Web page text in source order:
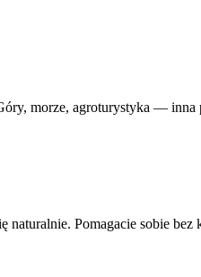
morze, agroturystyka — inna
Pomagacie sobie bez